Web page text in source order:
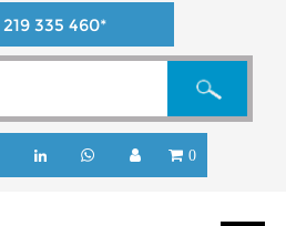
219 335 460*
0